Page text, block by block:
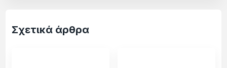
Σχετικά άρθρα